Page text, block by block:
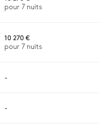
pour 7 nuits
10 270 €
pour 7 nuits
-
-